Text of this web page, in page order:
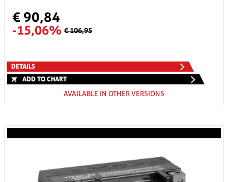
€ 90,84
-15,06% € 106,95
DETAILS
ADD TO CHART
AVAILABLE IN OTHER VERSIONS